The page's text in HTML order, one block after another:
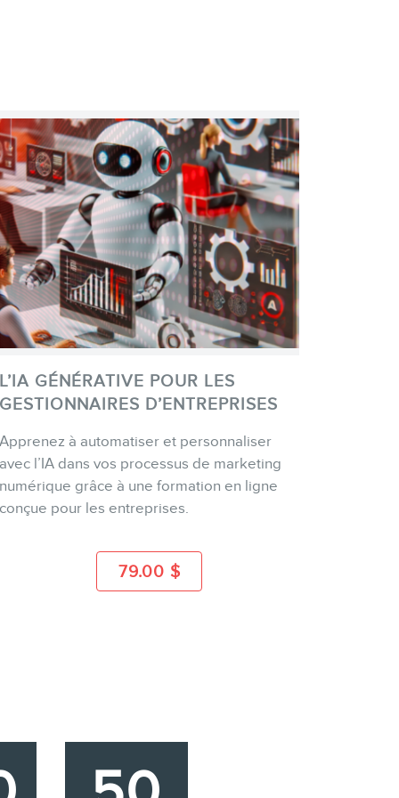
ACHETER
PLUS D'INFO
L’IA GÉNÉRATIVE POUR LES
GESTIONNAIRES D’ENTREPRISES
Apprenez à automatiser et personnaliser
avec l’IA dans vos processus de marketing
numérique grâce à une formation en ligne
conçue pour les entreprises.
79.00 $